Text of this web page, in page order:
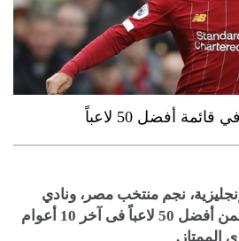
نجم منتخب مصر، ونادي
ليفربول، محمد صلاح، ضمن أفضل 50 لاعباً فى آخر 10 أعوام
الممتاز.